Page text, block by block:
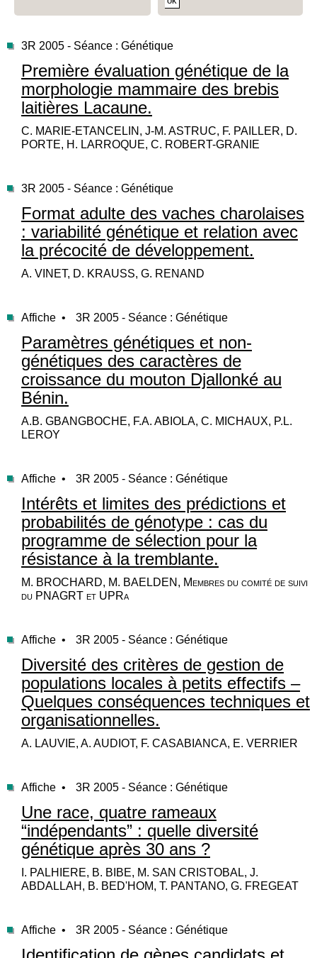
3R 2005 - Séance : Génétique
Première évaluation génétique de la
morphologie mammaire des brebis
laitières Lacaune.
C. MARIE-ETANCELIN, J-M. ASTRUC, F. PAILLER, D.
PORTE, H. LARROQUE, C. ROBERT-GRANIE
3R 2005 - Séance : Génétique
Format adulte des vaches charolaises
: variabilité génétique et relation avec
la précocité de développement.
A. VINET, D. KRAUSS, G. RENAND
Affiche • 3R 2005 - Séance : Génétique
Paramètres génétiques et non-
génétiques des caractères de
croissance du mouton Djallonké au
Bénin.
A.B. GBANGBOCHE, F.A. ABIOLA, C. MICHAUX, P.L.
LEROY
Affiche • 3R 2005 - Séance : Génétique
Intérêts et limites des prédictions et
probabilités de génotype : cas du
programme de sélection pour la
résistance à la tremblante.
M. BROCHARD, M. BAELDEN, Membres du comité de suivi
du PNAGRT et UPRa
Affiche • 3R 2005 - Séance : Génétique
Diversité des critères de gestion de
populations locales à petits effectifs –
Quelques conséquences techniques et
organisationnelles.
A. LAUVIE, A. AUDIOT, F. CASABIANCA, E. VERRIER
Affiche • 3R 2005 - Séance : Génétique
Une race, quatre rameaux
“indépendants” : quelle diversité
génétique après 30 ans ?
I. PALHIERE, B. BIBE, M. SAN CRISTOBAL, J.
ABDALLAH, B. BED'HOM, T. PANTANO, G. FREGEAT
Affiche • 3R 2005 - Séance : Génétique